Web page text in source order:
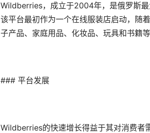
Wildberries，成立于2004年，是俄罗斯
该平台最初作为一个在线服装店启动，随
子产品、家庭用品、化妆品、玩具和书籍
### 平台发展
Wildberries的快速增长得益于其对消费者